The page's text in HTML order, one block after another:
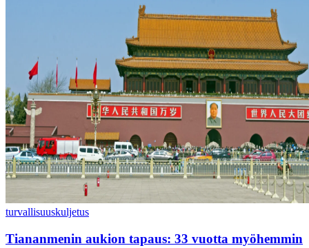
turvallisuuskuljetus
Tiananmenin aukion tapaus: 33 vuotta myöhemmin